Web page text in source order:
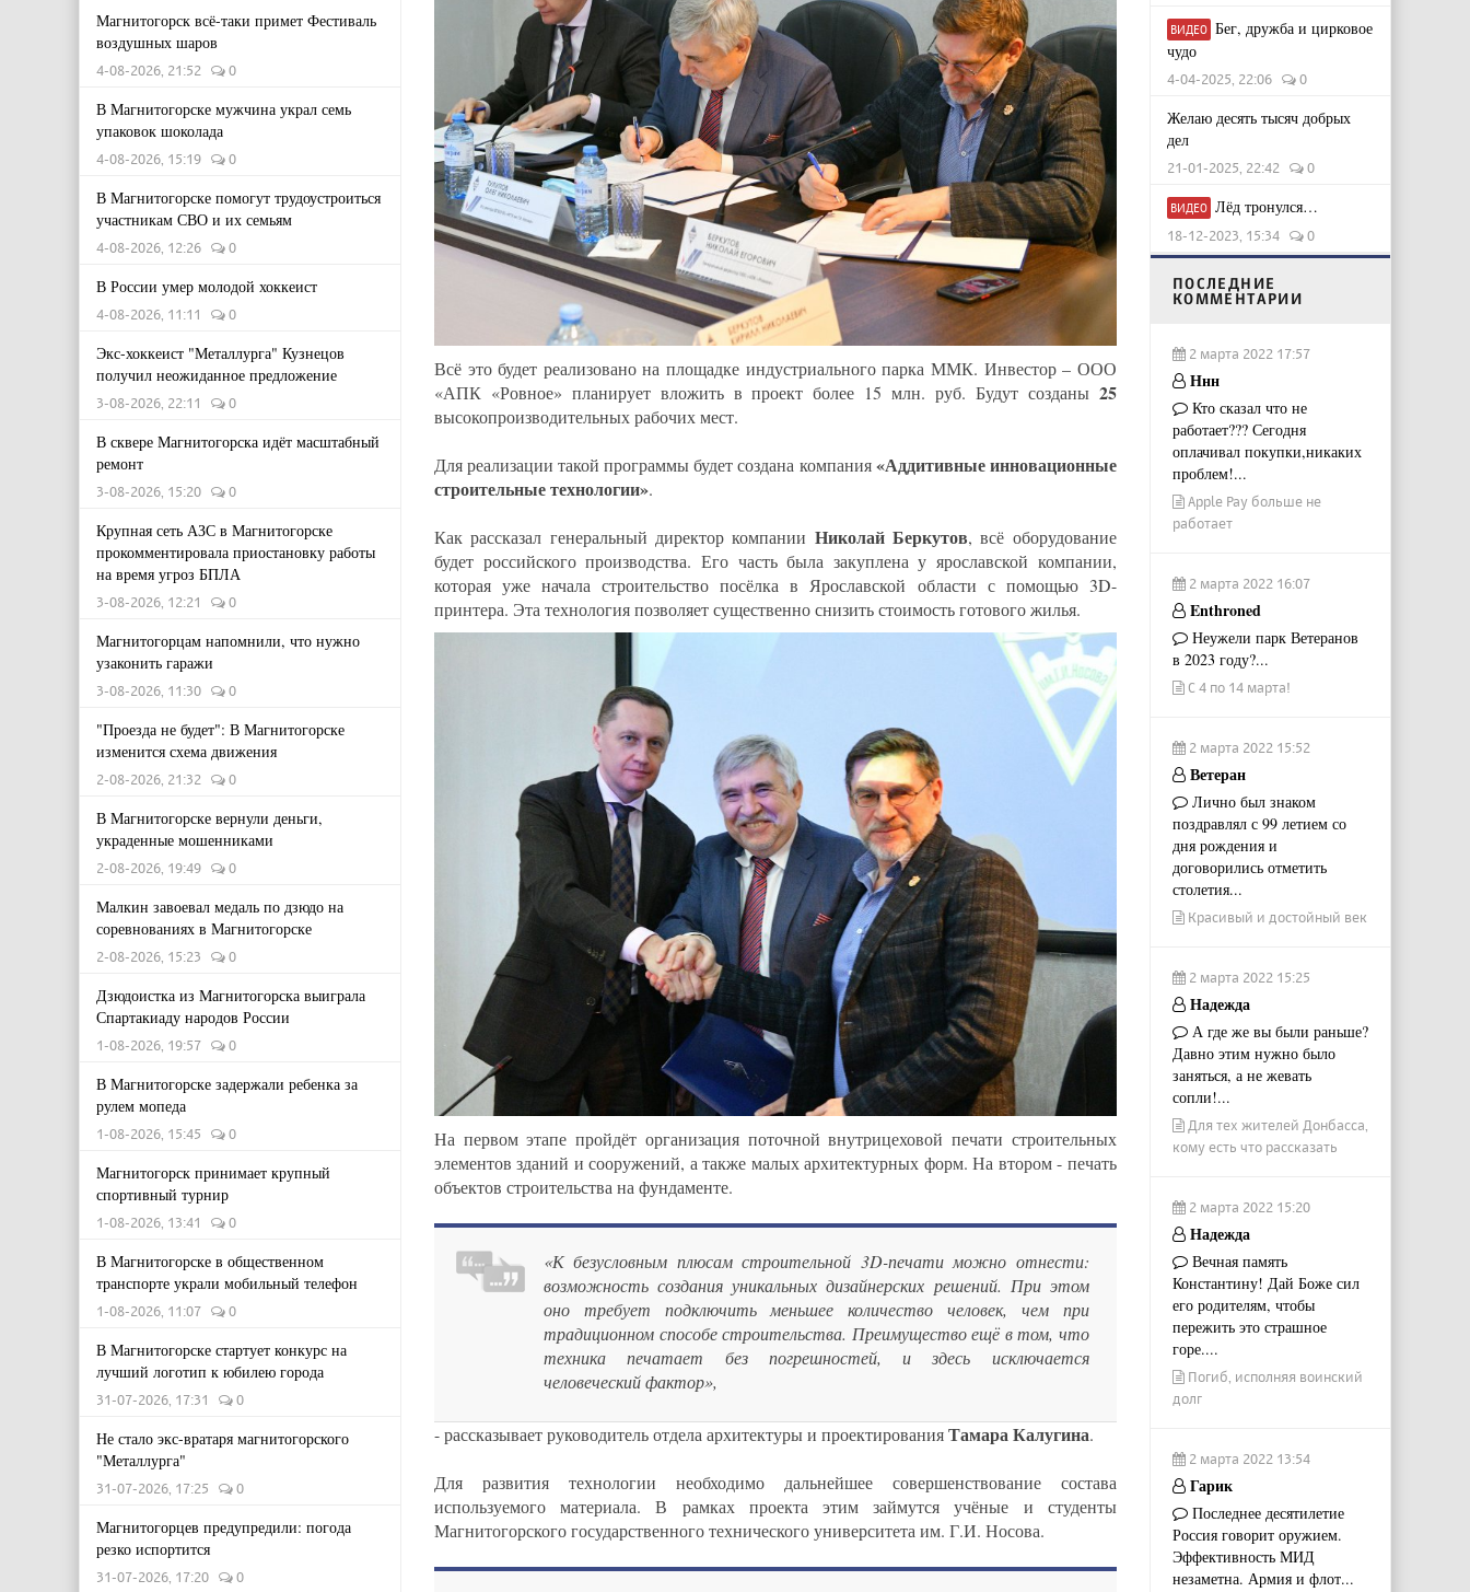
Магнитогорск всё-таки примет Фестиваль
воздушных шаров
4-08-2026, 21:52 0
В Магнитогорске мужчина украл семь
упаковок шоколада
4-08-2026, 15:19 0
В Магнитогорске помогут трудоустроиться
участникам СВО и их семьям
4-08-2026, 12:26 0
В России умер молодой хоккеист
4-08-2026, 11:11 0
Экс-хоккеист "Металлурга" Кузнецов
получил неожиданное предложение
3-08-2026, 22:11 0
В сквере Магнитогорска идёт масштабный
ремонт
3-08-2026, 15:20 0
Крупная сеть АЗС в Магнитогорске
прокомментировала приостановку работы
на время угроз БПЛА
3-08-2026, 12:21 0
Магнитогорцам напомнили, что нужно
узаконить гаражи
3-08-2026, 11:30 0
"Проезда не будет": В Магнитогорске
изменится схема движения
2-08-2026, 21:32 0
В Магнитогорске вернули деньги,
украденные мошенниками
2-08-2026, 19:49 0
Малкин завоевал медаль по дзюдо на
соревнованиях в Магнитогорске
2-08-2026, 15:23 0
Дзюдоистка из Магнитогорска выиграла
Спартакиаду народов России
1-08-2026, 19:57 0
В Магнитогорске задержали ребенка за
рулем мопеда
1-08-2026, 15:45 0
Магнитогорск принимает крупный
спортивный турнир
1-08-2026, 13:41 0
В Магнитогорске в общественном
транспорте украли мобильный телефон
1-08-2026, 11:07 0
В Магнитогорске стартует конкурс на
лучший логотип к юбилею города
31-07-2026, 17:31 0
Не стало экс-вратаря магнитогорского
"Металлурга"
31-07-2026, 17:25 0
Магнитогорцев предупредили: погода
резко испортится
31-07-2026, 17:20 0
Всё это будет реализовано на площадке индустриального парка ММК. Инвестор – ООО
«АПК «Ровное» планирует вложить в проект более 15 млн. руб. Будут созданы 25
высокопроизводительных рабочих мест.
Для реализации такой программы будет создана компания«Аддитивные инновационные
строительные технологии».
Как рассказал генеральный директор компании Николай Беркутов, всё оборудование
будет российского производства. Его часть была закуплена у ярославской компании,
которая уже начала строительство посёлка в Ярославской области с помощью 3D-
принтера. Эта технология позволяет существенно снизить стоимость готового жилья.
На первом этапе пройдёт организация поточной внутрицеховой печати строительных
элементов зданий и сооружений, а также малых архитектурных форм. На втором - печать
объектов строительства на фундаменте.
«К безусловным плюсам строительной 3D-печати можно отнести:
возможность создания уникальных дизайнерских решений. При этом
оно требует подключить меньшее количество человек, чем при
традиционном способе строительства. Преимущество ещё в том, что
техника печатает без погрешностей, и здесь исключается
человеческий фактор»,
- рассказывает руководитель отдела архитектуры и проектированияТамара Калугина.
Для развития технологии необходимо дальнейшее совершенствование состава
используемого материала. В рамках проекта этим займутся учёные и студенты
Магнитогорского государственного технического университета им. Г.И. Носова.
ВИДЕО Бег, дружба и цирковое
чудо
4-04-2025, 22:06 0
Желаю десять тысяч добрых
дел
21-01-2025, 22:42 0
ВИДЕО Лёд тронулся…
18-12-2023, 15:34 0
ПОСЛЕДНИЕ
КОММЕНТАРИИ
2 марта 2022 17:57
Ннн
Кто сказал что не
работает??? Сегодня
оплачивал покупки,никаких
проблем!...
Apple Pay больше не
работает
2 марта 2022 16:07
Enthroned
Неужели парк Ветеранов
в 2023 году?...
С 4 по 14 марта!
2 марта 2022 15:52
Ветеран
Лично был знаком
поздравлял с 99 летием со
дня рождения и
договорились отметить
столетия...
Красивый и достойный век
2 марта 2022 15:25
Надежда
А где же вы были раньше?
Давно этим нужно было
заняться, а не жевать
сопли!...
Для тех жителей Донбасса,
кому есть что рассказать
2 марта 2022 15:20
Надежда
Вечная память
Константину! Дай Боже сил
его родителям, чтобы
пережить это страшное
горе....
Погиб, исполняя воинский
долг
2 марта 2022 13:54
Гарик
Последнее десятилетие
Россия говорит оружием.
Эффективность МИД
незаметна. Армия и флот...